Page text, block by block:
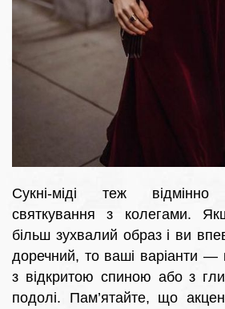
Сукні-міді теж
святкування з колегами.
більш зухвалий образ і ви
доречний, то ваші варіанти —
з відкритою спиною або з
подолі. Пам’ятайте, що